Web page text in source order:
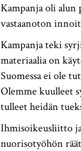
Kampanja oli alun
vastaanoton
Kampanja teki
materiaalia on
Suomessa ei ole
Olemme kuulleet
tulleet heidän
Ihmisoikeusliitto
nuorisotyöhön